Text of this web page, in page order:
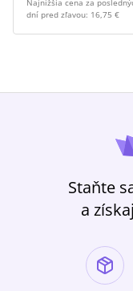
Najnižšia cena za
dní pred zľavou: 16,75 €
Staňte
a